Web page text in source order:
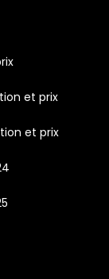
et prix
et prix